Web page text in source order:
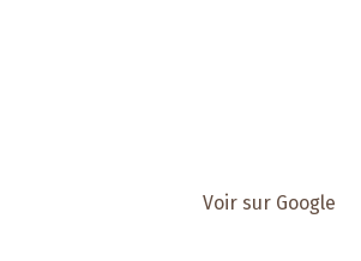
Voir sur Google